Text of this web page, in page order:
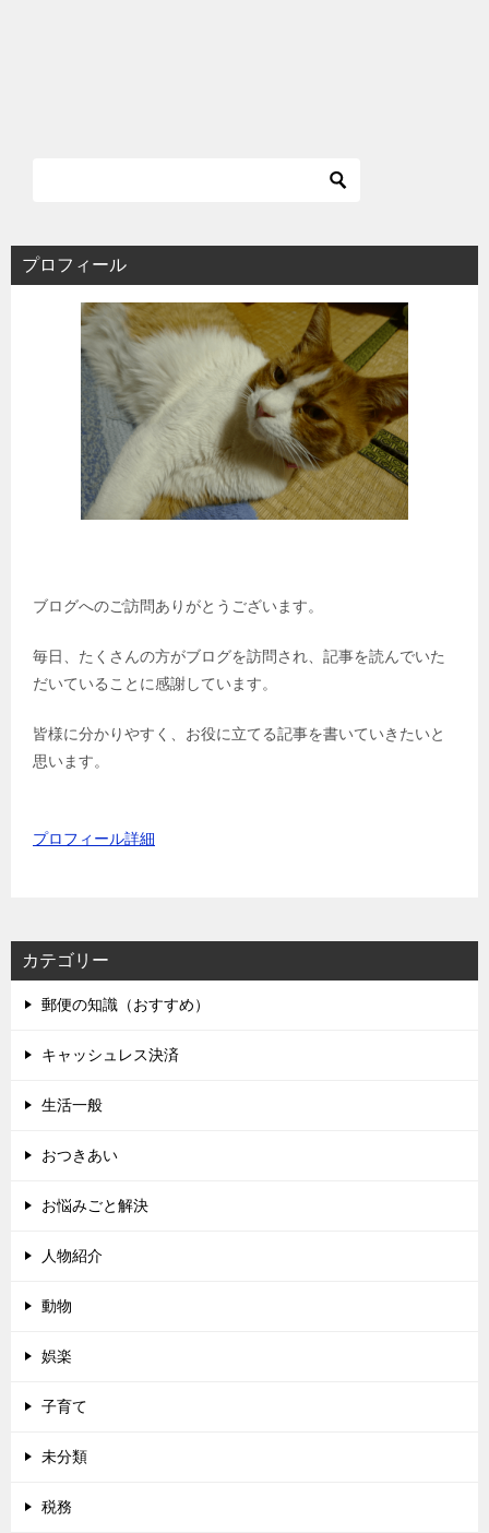
プロフィール
ブログへのご訪問ありがとうございます。
毎日、たくさんの方がブログを訪問され、記事を読んでいた
だいていることに感謝しています。
皆様に分かりやすく、お役に立てる記事を書いていきたいと
思います。
プロフィール詳細
カテゴリー
郵便の知識（おすすめ）
キャッシュレス決済
生活一般
おつきあい
お悩みごと解決
人物紹介
動物
娯楽
子育て
未分類
税務